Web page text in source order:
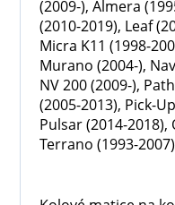
(2009-), Almera
(2010-2019), Leaf
Micra K11 (1998-
Murano (2004-),
NV 200 (2009-),
(2005-2013), Pick-
Pulsar (2014-2018),
Terrano (1993-